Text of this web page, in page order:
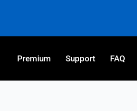
Premium Support FAQ